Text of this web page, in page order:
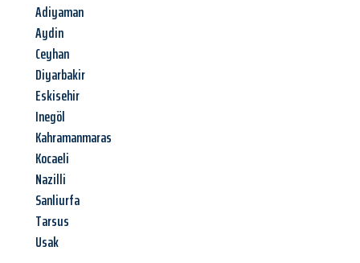
Adiyaman
Aydin
Ceyhan
Diyarbakir
Eskisehir
Inegöl
Kahramanmaras
Kocaeli
Nazilli
Sanliurfa
Tarsus
Usak